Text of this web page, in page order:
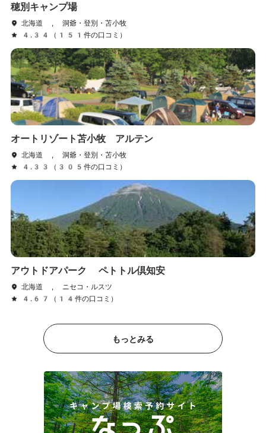
穂別キャンプ場
北海道 , 洞爺・登別・苫小牧
4.34（151件の口コミ）
オートリゾート苫小牧 アルテン
北海道 , 洞爺・登別・苫小牧
4.33（305件の口コミ）
アウトドアパーク ペトトル倶知安
北海道 , ニセコ・ルスツ
4.67（14件の口コミ）
もっとみる